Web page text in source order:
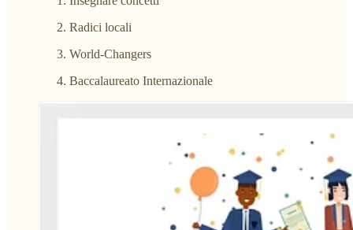
Radici locali
World-Changers
Baccalaureato Internazionale